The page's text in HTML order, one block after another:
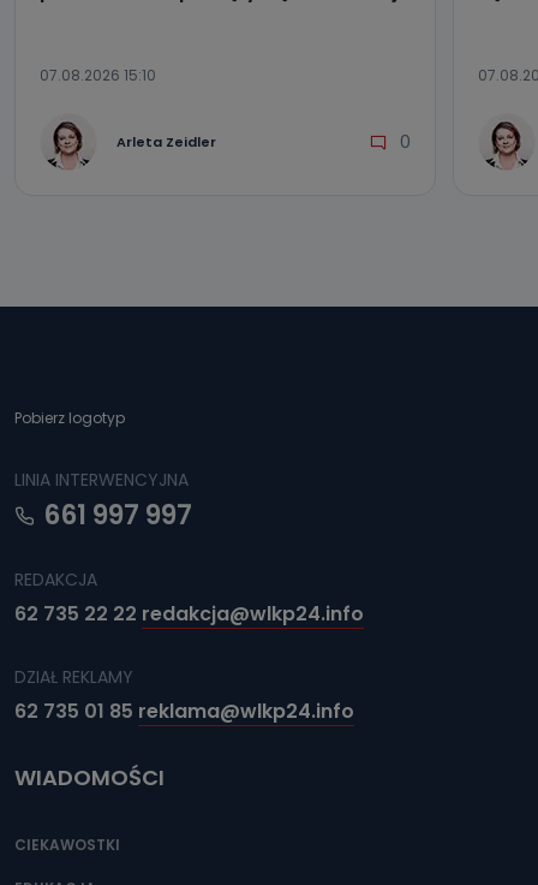
07.08.2026 15:10
Arleta Zeidler 0
Pobierz logotyp
LINIA INTERWENCYJNA
661 997 997
REDAKCJA
62 735 22 22 redakcja@wlkp24.info
DZIAŁ REKLAMY
62 735 01 85 reklama@wlkp24.info
WIADOMOŚCI
CIEKAWOSTKI